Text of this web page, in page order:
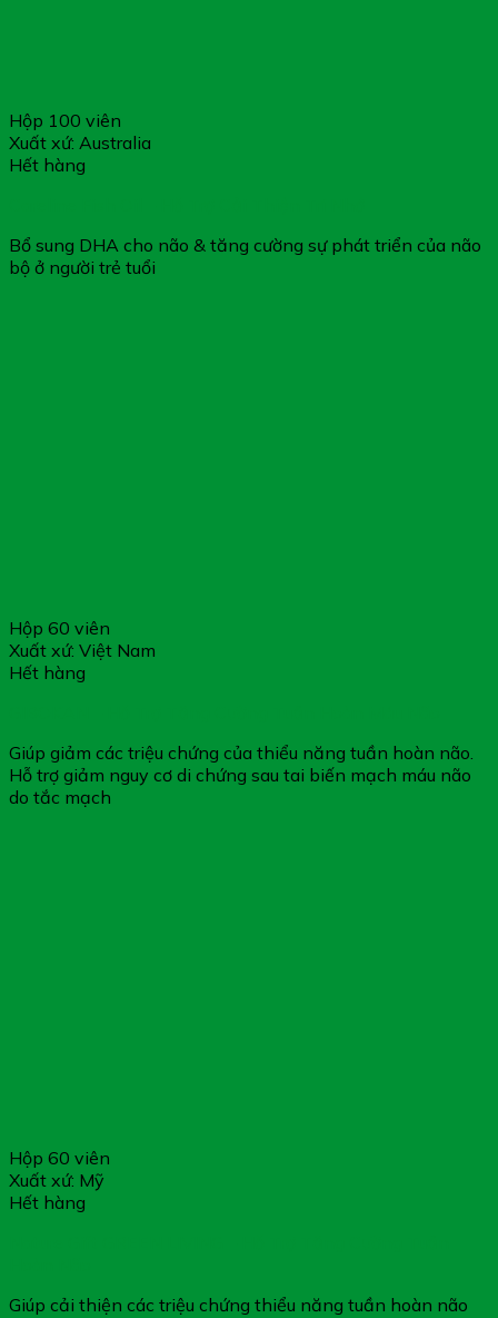
Hộp 100 viên
Xuất xứ: Australia
Hết hàng
Bổ sung DHA cho não & tăng cường sự phát triển của não
bộ ở người trẻ tuổi
Hộp 60 viên
Xuất xứ: Việt Nam
Hết hàng
Giúp giảm các triệu chứng của thiểu năng tuần hoàn não.
Hỗ trợ giảm nguy cơ di chứng sau tai biến mạch máu não
do tắc mạch
Hộp 60 viên
Xuất xứ: Mỹ
Hết hàng
Giúp cải thiện các triệu chứng thiểu năng tuần hoàn não